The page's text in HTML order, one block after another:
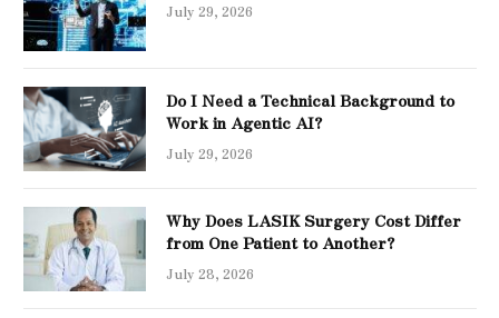
July 29, 2026
Do I Need a Technical Background to
Work in Agentic AI?
July 29, 2026
Why Does LASIK Surgery Cost Differ
from One Patient to Another?
July 28, 2026